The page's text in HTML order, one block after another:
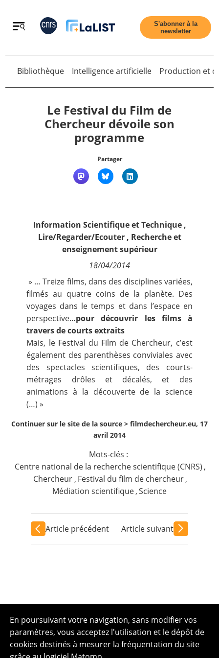
Retour
Contact
S'abonner à la
newsletter
Retour
Bibliothèque Intelligence artificielle Production et
Le Festival du Film de
Chercheur dévoile son
programme
Partager
Information Scientifique et Technique,
Lire/Regarder/Ecouter, Recherche et
enseignement supérieur
18/04/2014
» … Treize films, dans des disciplines variées,
filmés au quatre coins de la planète. Des
voyages dans le temps et dans l’espace en
perspective…pour découvrir les films à
travers de courts extraits
Mais, le Festival du Film de Chercheur, c’est
également des parenthèses conviviales avec
des spectacles scientifiques, des courts-
métrages drôles et décalés, et des
animations à la découverte de la science
(…) »
Continuer sur le site de la source > filmdechercheur.eu, 17
avril 2014
Mots-clés :
Centre national de la recherche scientifique (CNRS) ,
Chercheur , Festival du film de chercheur,
Médiation scientifique,Science
Article précédent Article suivant
En poursuivant votre navigation, sans modifier vos
paramètres, vous acceptez l'utilisation et le dépôt de
cookies destinés à mesurer la fréquentation du site